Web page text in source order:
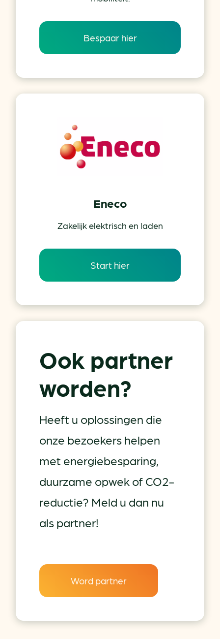
kilometer. Op de website van de ANWB is een
overzicht te vinden van een top 10 van
zuinigste kleine, middelgrote en grote auto’s.
gecombineerd met het OV en de fiets niet een
Bespaar hier
Eneco
Zakelijk elektrisch en laden
Start hier
Ook partner
worden?
Heeft u oplossingen die
onze bezoekers helpen
met energiebesparing,
duurzame opwek of CO2-
reductie? Meld u dan nu
als partner!
Word partner